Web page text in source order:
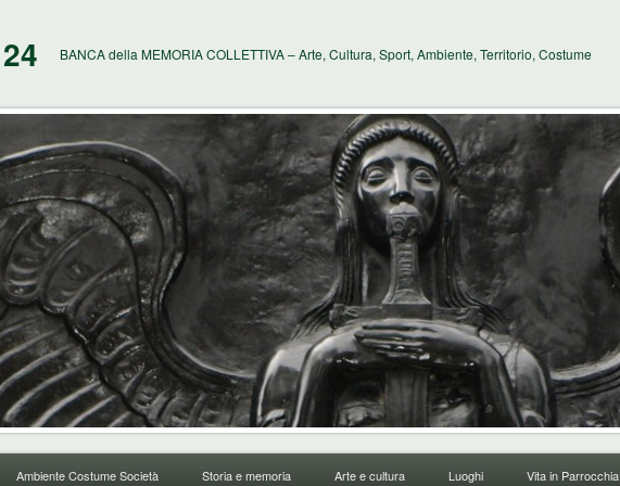
BANCA della MEMORIA COLLETTIVA – Arte, Cultura, Sport, Ambiente, Territorio, Costume
Ambiente Costume Società Storia e memoria Arte e cultura Luoghi Vita in Parrocchia